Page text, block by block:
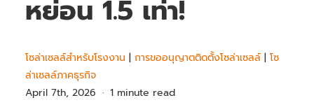
หย่อน 1.5 เท่า!
โซล่าเซลล์สำหรับโรงงาน | การขออนุญาตติดตั้งโซล่าเซลล์| โซ
ล่าเซลล์ภาคธุรกิจ
April 7th, 2026
1 minute read